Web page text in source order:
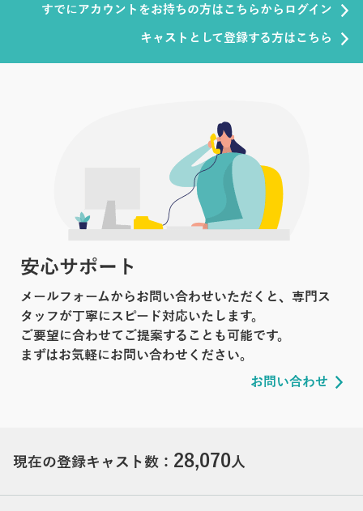
すでにアカウントをお持ちの方はこちらからログイン
キャストとして登録する方はこちら
安心サポート
メールフォームからお問い合わせいただくと、専門ス
タッフが丁寧にスピード対応いたします。
ご要望に合わせてご提案することも可能です。
まずはお気軽にお問い合わせください。
お問い合わせ
現在の登録キャスト数： 28,070人